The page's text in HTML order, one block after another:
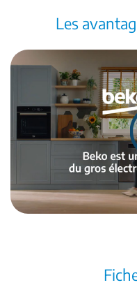
Les